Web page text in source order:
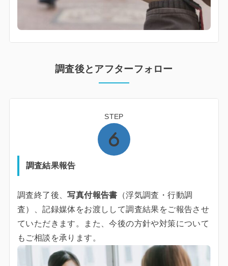
調査後とアフターフォロー
STEP
調査結果報告
調査終了後、写真付報告書 （浮気調査・行動調
査）、記録媒体をお渡しして調査結果をご報告させ
ていただきます。また、今後の方針や対策について
もご相談を承ります。